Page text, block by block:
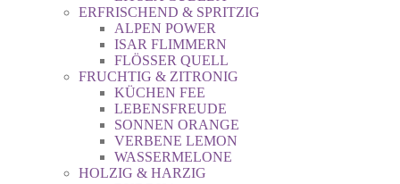
ERFRISCHEND & SPRITZIG
ALPEN POWER
ISAR FLIMMERN
FLÖSSER QUELL
FRUCHTIG & ZITRONIG
KÜCHEN FEE
LEBENSFREUDE
SONNEN ORANGE
VERBENE LEMON
WASSERMELONE
HOLZIG & HARZIG